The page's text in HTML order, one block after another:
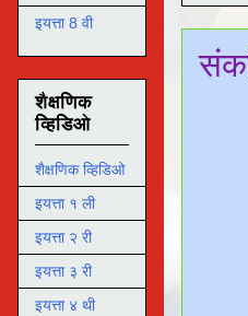
इयत्ता 8 वी
शैक्षणिक
व्हिडिओ
शैक्षणिक व्हिडिओ
इयत्ता १ ली
इयत्ता २ री
इयत्ता ३ री
इयत्ता ४ थी